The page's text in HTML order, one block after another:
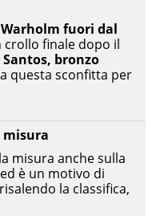
misura
misura anche sulla
è un motivo di
la classifica,
fuori dal
finale dopo il
bronzo
questa sconfitta per